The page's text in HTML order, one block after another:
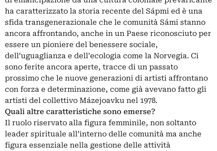
ha caratterizzato la storia recente del Sápmi ed è una
sfida transgenerazionale che le comunità Sámi stanno
ancora affrontando, anche in un Paese riconosciuto per
essere un pioniere del benessere sociale,
dell’uguaglianza e dell’ecologia come la Norvegia. Ci
sono ferite ancora aperte, tracce di un passato
prossimo che le nuove generazioni di artisti affrontano
con forza e determinazione, come già avevano fatto gli
artisti del collettivo Mázejoavku nel 1978.
Quali altre caratteristiche sono emerse?
Il ruolo riservato alla figura femminile, non soltanto
leader spirituale all’interno delle comunità ma anche
figura essenziale nella gestione delle attività